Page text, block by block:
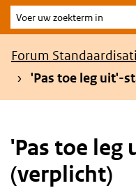
Voer
uw
zoekterm
Kruimelpad
Forum
'Pas toe leg uit'-
'Pas toe leg
(verplicht)